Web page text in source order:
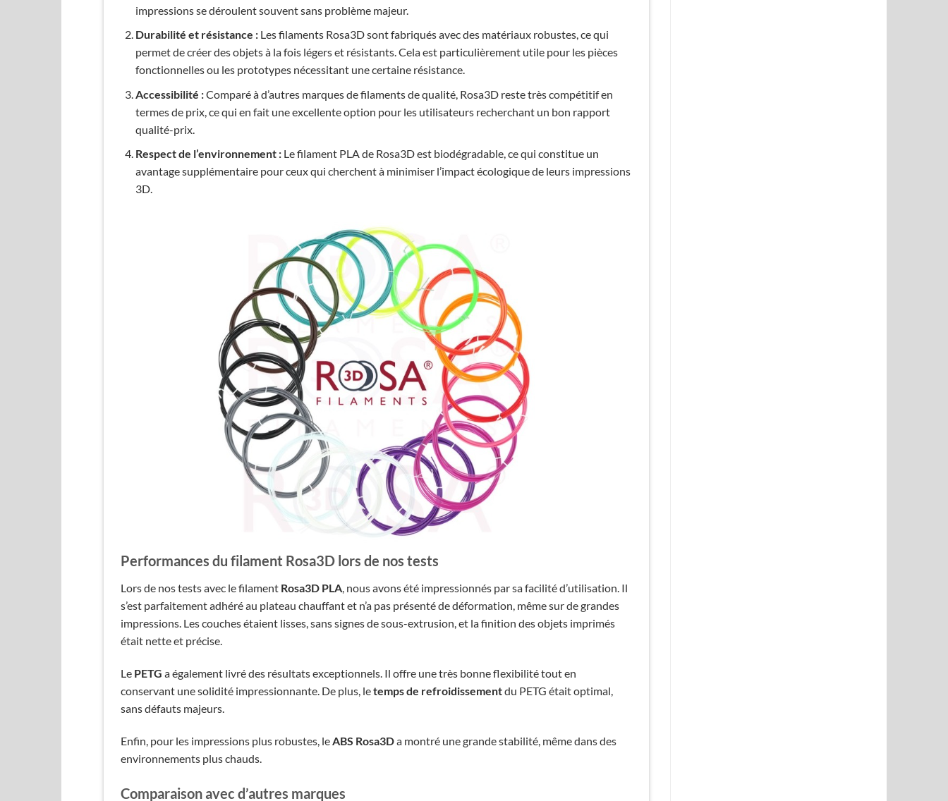
impressions se déroulent souvent sans problème majeur.
Durabilité et résistance :Les filaments Rosa3D sont fabriqués avec des matériaux robustes, ce qui
permet de créer des objets à la fois légers et résistants. Cela est particulièrement utile pour les pièces
fonctionnelles ou les prototypes nécessitant une certaine résistance.
Accessibilité :Comparé à d’autres marques de filaments de qualité, Rosa3D reste très compétitif en
termes de prix, ce qui en fait une excellente option pour les utilisateurs recherchant un bon rapport
qualité-prix.
Respect de l’environnement :Le filament PLA de Rosa3D est biodégradable, ce qui constitue un
avantage supplémentaire pour ceux qui cherchent à minimiser l’impact écologique de leurs impressions
3D.
Performances du filament Rosa3D lors de nos tests
Lors de nos tests avec le filament Rosa3D PLA, nous avons été impressionnés par sa facilité d’utilisation. Il
s’est parfaitement adhéré au plateau chauffant et n’a pas présenté de déformation, même sur de grandes
impressions. Les couches étaient lisses, sans signes de sous-extrusion, et la finition des objets imprimés
était nette et précise.
Le PETG a également livré des résultats exceptionnels. Il offre une très bonne flexibilité tout en
conservant une solidité impressionnante. De plus, letemps de refroidissementdu PETG était optimal,
sans défauts majeurs.
Enfin, pour les impressions plus robustes, le ABS Rosa3Da montré une grande stabilité, même dans des
environnements plus chauds.
Comparaison avec d’autres marques